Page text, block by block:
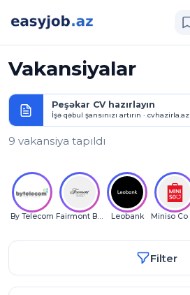
Vakansiyalar
Peşəkar CV hazırlayın
İşə qəbul şansınızı artırın · cvhazirla.az
9 vakansiya tapıldı
By Telecom Fairmont Baku Leobank
Filter